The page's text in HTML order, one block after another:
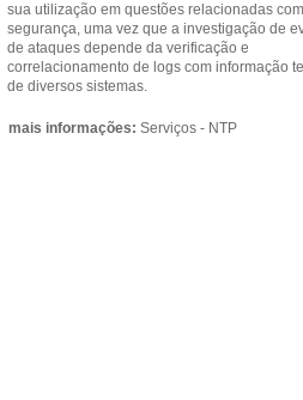
sua utilização em questões relacionadas
segurança, uma vez que a investigação de
de ataques depende da verificação e
correlacionamento de logs com informação
de diversos sistemas.
mais informações: Serviços - NTP